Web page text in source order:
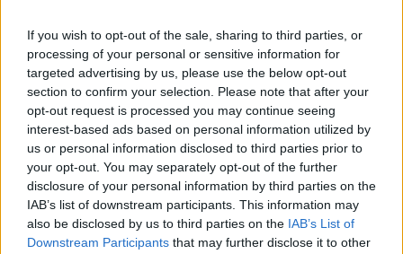
If you wish to opt-out of the sale, sharing to third parties, or
processing of your personal or sensitive information for
targeted advertising by us, please use the below opt-out
section to confirm your selection. Please note that after your
opt-out request is processed you may continue seeing
interest-based ads based on personal information utilized by
us or personal information disclosed to third parties prior to
your opt-out. You may separately opt-out of the further
disclosure of your personal information by third parties on the
IAB’s list of downstream participants. This information may
also be disclosed by us to third parties on the IAB’s List of
Downstream Participants that may further disclose it to other
riecco Paletta al fianco di Romagnoli e Zapata. In
mediana potrebbe essere concessa una
occasione dal 1' a Bertolacci a svantaggio di
Kucka. Indisponibili i noti Abate, Bonaventura e
Antonelli.
QUI BOLOGNA- Stop per Maietta vittima di una
infiammazione muscolare, in difesa farà ritorno
Gastaldello dal 1'. Conferma in arrivo per Di
Francesco in avanti, rischia invece di scivolare in